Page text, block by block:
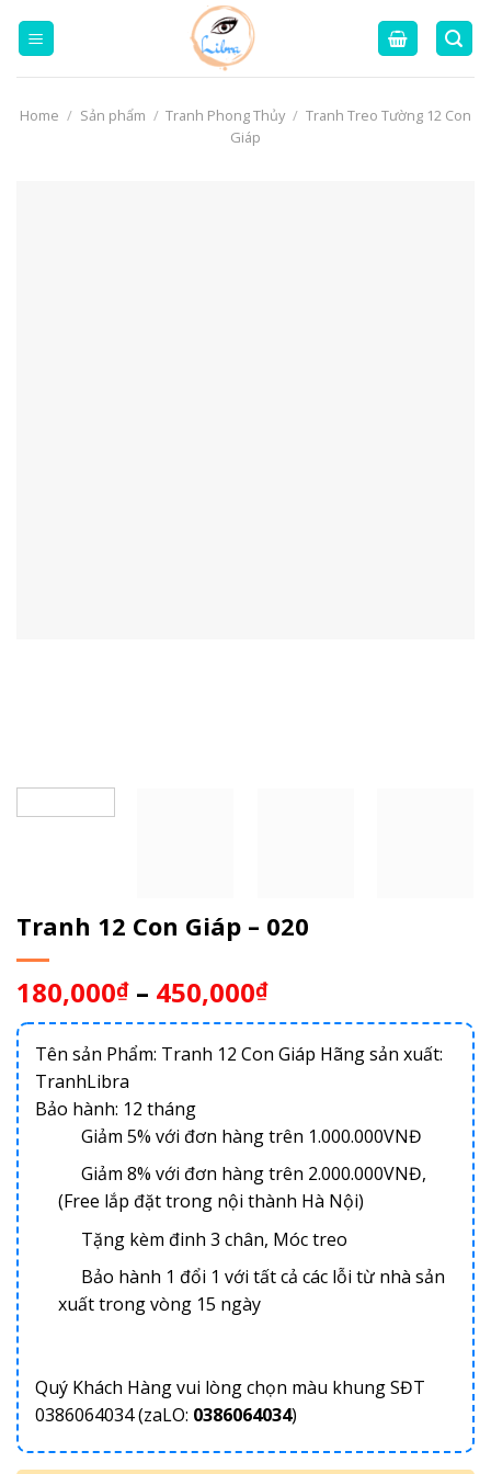
Home / Sản phẩm / Tranh Phong Thủy / Tranh Treo Tường 12 Con
Giáp
Tranh 12 Con Giáp – 020
180,000₫ – 450,000₫
Tên sản Phẩm: Tranh 12 Con Giáp Hãng sản xuất:
TranhLibra
Bảo hành: 12 tháng
Giảm 5% với đơn hàng trên 1.000.000VNĐ
Giảm 8% với đơn hàng trên 2.000.000VNĐ,
(Free lắp đặt trong nội thành Hà Nội)
Tặng kèm đinh 3 chân, Móc treo
Bảo hành 1 đổi 1 với tất cả các lỗi từ nhà sản
xuất trong vòng 15 ngày
Quý Khách Hàng vui lòng chọn màu khung SĐT
0386064034 (zaLO: 0386064034)